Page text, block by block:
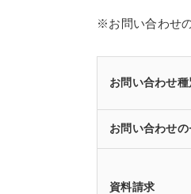
※お問い合わせ
お問い合わせ種
お問い合わせ
資料請求